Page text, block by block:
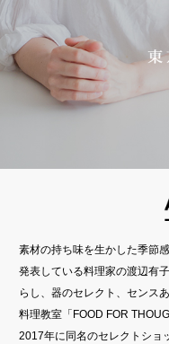
素材の持ち味を生かした季節
発表している料理家の渡辺有
らし、器のセレクト、センス
料理教室「FOOD FOR
2017年に同名のセレクトショ